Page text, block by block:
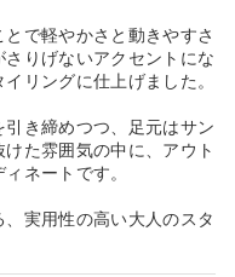
で軽やかさと動きやすさ
りげないアクセントにな
リングに仕上げました。
き締めつつ、足元はサン
た雰囲気の中に、アウト
ネートです。
実用性の高い大人のスタ